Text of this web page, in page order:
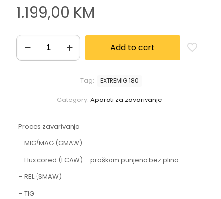
1.199,00 KM
Add to cart
Category: Aparati za zavarivanje
Tag: EXTREMIG 180
Proces zavarivanja
– MIG/MAG (GMAW)
– Flux cored (FCAW) – praškom punjena bez plina
– REL (SMAW)
– TIG